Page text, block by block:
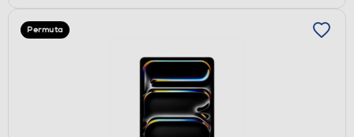
Permuta